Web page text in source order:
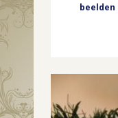
beelden